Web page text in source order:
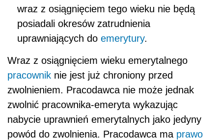
wraz z osiągnięciem tego wieku nie będą
posiadali okresów zatrudnienia
uprawniających do emerytury.
Wraz z osiągnięciem wieku emerytalnego
pracownik nie jest już chroniony przed
zwolnieniem. Pracodawca nie może jednak
zwolnić pracownika-emeryta wykazując
nabycie uprawnień emerytalnych jako jedyny
powód do zwolnienia. Pracodawca ma prawo